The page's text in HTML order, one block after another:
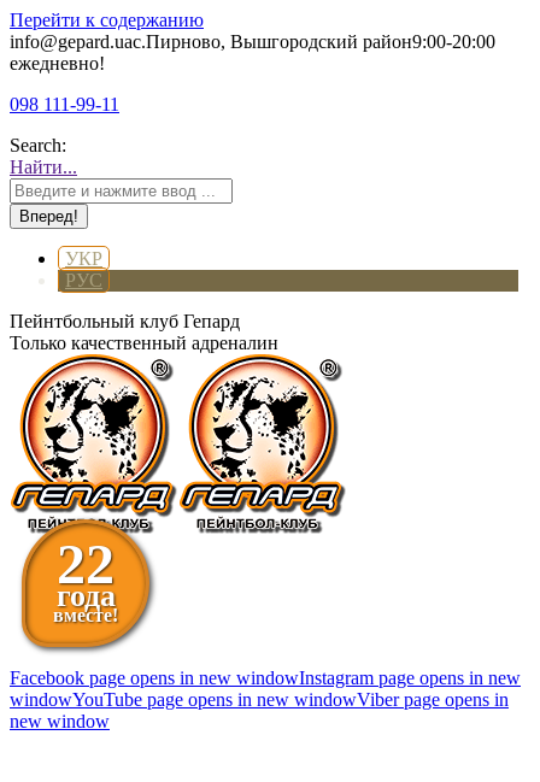
Перейти к содержанию
info@gepard.uaс.Пирново, Вышгородский район9:00-20:00
ежедневно!
098 111-99-11
Search:
Найти...
УКР
РУС
Пейнтбольный клуб Гепард
Только качественный адреналин
22
года
вместе!
Facebook page opens in new windowInstagram page opens in new
windowYouTube page opens in new windowViber page opens in
new window